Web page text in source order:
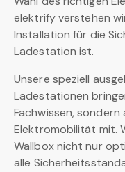
elektrify verstehen
Installation für die
Ladestation ist.
Unsere speziell
Ladestationen
Fachwissen,
Elektromobilität mit.
Wallbox nicht nur
alle